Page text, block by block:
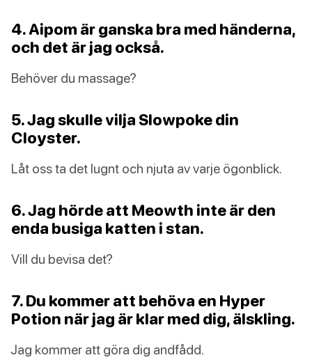
4. Aipom är ganska bra med händerna,
och det är jag också.
Behöver du massage?
5. Jag skulle vilja Slowpoke din
Cloyster.
Låt oss ta det lugnt och njuta av varje ögonblick.
6. Jag hörde att Meowth inte är den
enda busiga katten i stan.
Vill du bevisa det?
7. Du kommer att behöva en Hyper
Potion när jag är klar med dig, älskling.
Jag kommer att göra dig andfådd.